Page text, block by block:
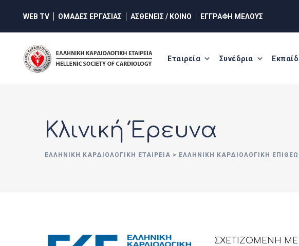
content
WEB TV ΟΜΑΔΕΣ ΕΡΓΑΣΙΑΣ ΑΣΘΕΝΕΙΣ / ΚΟΙΝΟ ΕΓΓΡΑΦΗ ΜΕΛΟΥΣ
Εταιρεία Συνέδρια
Κλινική Έρευνα
ΕΛΛΗΝΙΚΉ ΚΑΡΔΙΟΛΟΓΙΚΉ ΕΤΑΙΡΕΊΑ > ΕΛΛΗΝΙΚΗ ΚΑΡΔΙΟΛΟΓΙΚΗ
ΣΧΕΤΙΖΟΜΕΝΗ